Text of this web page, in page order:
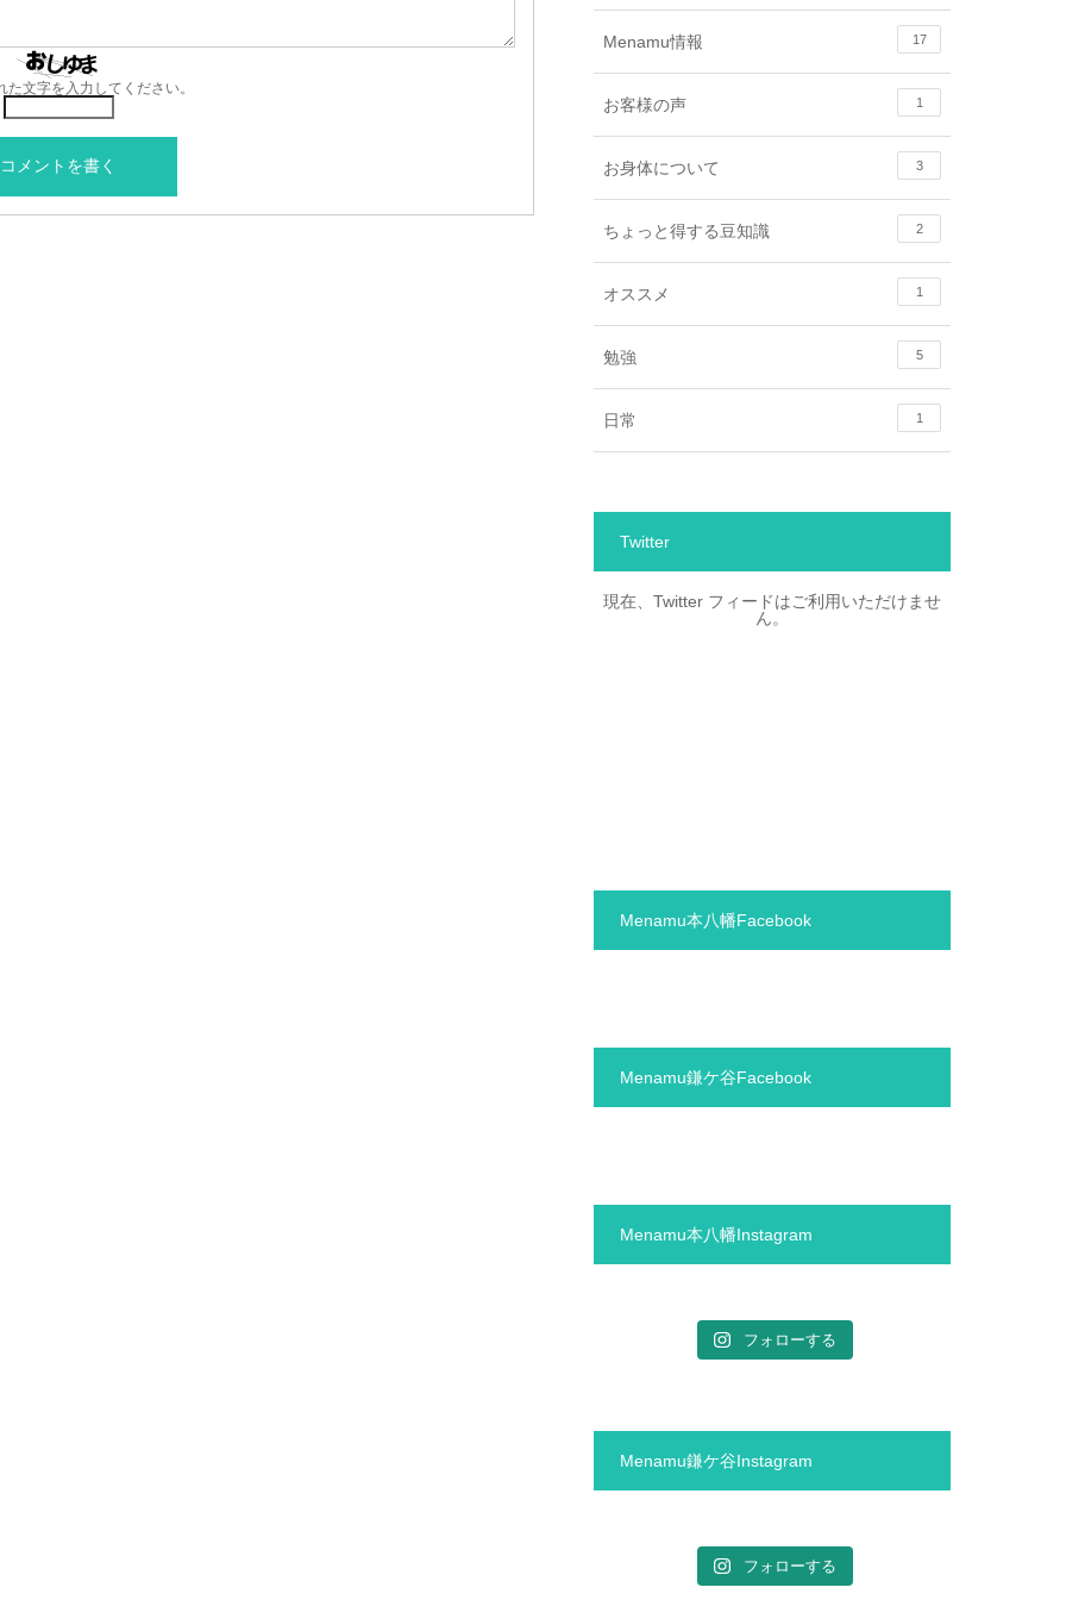
た文字を入力してください。
Menamu情報 17
お客様の声 1
お身体について 3
ちょっと得する豆知識 2
オススメ 1
勉強 5
日常 1
Twitter
現在、Twitter フィードはご利用いただけませ
ん。
Menamu本八幡Facebook
Menamu鎌ケ谷Facebook
Menamu本八幡Instagram
フォローする
Menamu鎌ケ谷Instagram
フォローする